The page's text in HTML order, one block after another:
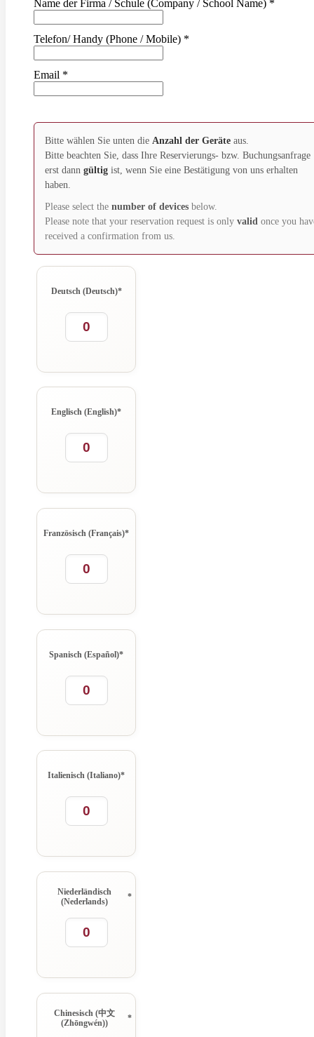
Name der Firma / Schule (Company / School Name) *
Telefon/ Handy (Phone / Mobile) *
Email *
Bitte wählen Sie unten die Anzahl der Geräte aus.
Bitte beachten Sie, dass Ihre Reservierungs- bzw. Buchungsanfrage
erst dann gültig ist, wenn Sie eine Bestätigung von uns erhalten
haben.
Please select the number of devices below.
Please note that your reservation request is only valid once you
received a confirmation from us.
Deutsch (Deutsch)*
Englisch (English)*
Französisch (Français)*
Spanisch (Español)*
Italienisch (Italiano)*
Niederländisch
(Nederlands)
*
Chinesisch (中文
(Zhōngwén))
*